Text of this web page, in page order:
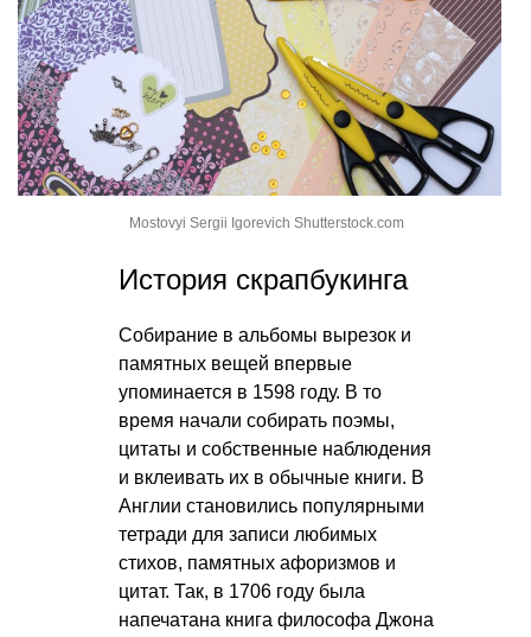
Mostovyi Sergii Igorevich Shutterstock.com
История скрапбукинга
Собирание в альбомы вырезок и
памятных вещей впервые
упоминается в 1598 году. В то
время начали собирать поэмы,
цитаты и собственные наблюдения
и вклеивать их в обычные книги. В
Англии становились популярными
тетради для записи любимых
стихов, памятных афоризмов и
цитат. Так, в 1706 году была
напечатана книга философа Джона